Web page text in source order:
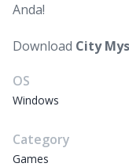
Anda!
Download City
OS
Windows
Category
Games